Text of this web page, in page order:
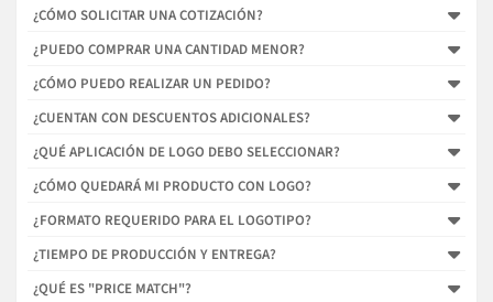
¿CÓMO SOLICITAR UNA COTIZACIÓN?
¿PUEDO COMPRAR UNA CANTIDAD MENOR?
¿CÓMO PUEDO REALIZAR UN PEDIDO?
¿CUENTAN CON DESCUENTOS ADICIONALES?
¿QUÉ APLICACIÓN DE LOGO DEBO SELECCIONAR?
¿CÓMO QUEDARÁ MI PRODUCTO CON LOGO?
¿FORMATO REQUERIDO PARA EL LOGOTIPO?
¿TIEMPO DE PRODUCCIÓN Y ENTREGA?
¿QUÉ ES "PRICE MATCH"?